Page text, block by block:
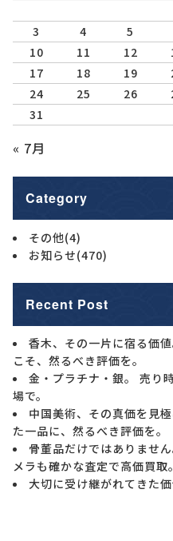
3
4 5
10
11 12
17
18 19
24
25 26
31
« 7月
Category
その他(4)
お知らせ(470)
Recent Post
香木、その一片に宿る価
こそ、然るべき評価を。
金・プラチナ・銀。 売り
場で。
中国美術、その真価を見
た一品に、然るべき評価を。
骨董品だけではありませ
メラも確かな査定で高価買取。
大切に受け継がれてきた価